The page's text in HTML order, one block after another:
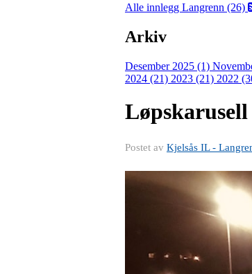
Alle innlegg Langrenn (26)
Arkiv
Desember 2025 (1)
2024 (21) 2023 (21) 2022
Løpskarusell
Postet av Kjelsås IL -